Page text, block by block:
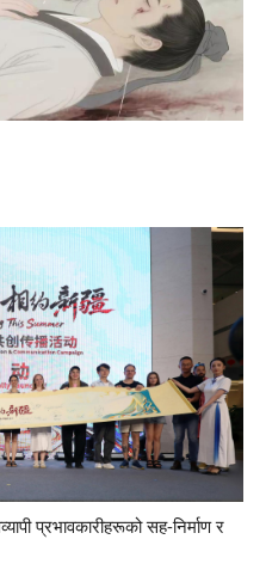
प्रभावकारीहरूको सह-निर्माण र